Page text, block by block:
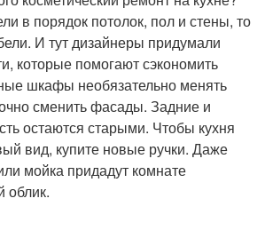
в порядок потолок, пол и стены, то
И тут дизайнеры придумали
которые помогают сэкономить
шкафы необязательно менять
сменить фасады. Задние и
остаются старыми. Чтобы кухня
вид, купите новые ручки. Даже
мойка придадут комнате
облик.